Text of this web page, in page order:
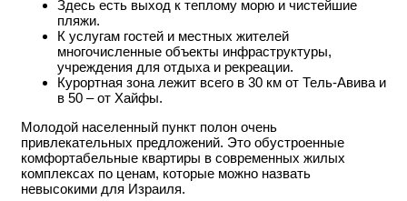
Здесь есть выход к теплому морю и чистейшие
пляжи.
К услугам гостей и местных жителей
многочисленные объекты инфраструктуры,
учреждения для отдыха и рекреации.
Курортная зона лежит всего в 30 км от Тель-Авива и
в 50 – от Хайфы.
Молодой населенный пункт полон очень
привлекательных предложений. Это обустроенные
комфортабельные квартиры в современных жилых
комплексах по ценам, которые можно назвать
невысокими для Израиля.